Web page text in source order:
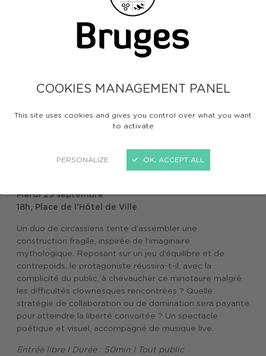
COOKIES MANAGEMENT PANEL
This site uses cookies and gives you control over what you want
to activate
PERSONALIZE OK, ACCEPT ALL
29
SEPT.
Mardi 29 septembre
18h, Place de l’Hôtel de Ville
Un duo de circassiens tente d’assembler une
construction fragile, inspirée de l’imaginaire
mythologique. Reposant sur un jeu d’équilibre et de
contrepoids, le protagoniste réussira-t-il, avec la
complicité du public, à chevaucher ce minotaure malgré
les difficultés clownesques rencontrées ? Quelle
stratégie de collaboration ou de domination sera payante
pour atteindre la liberté convoitée ? Un spectacle
poétique et visuel, accompagné de musique live.
Entrée libre I Durée : 50min I Tout public